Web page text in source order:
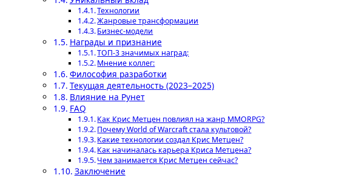
Технологии
Жанровые трансформации
Бизнес-модели
Награды и признание
ТОП-3 значимых наград:
Мнение коллег:
Философия разработки
Текущая деятельность (2023–2025)
Влияние на Рунет
FAQ
Как Крис Метцен повлиял на жанр MMORPG?
Почему World of Warcraft стала культовой?
Какие технологии создал Крис Метцен?
Как начиналась карьера Криса Метцена?
Чем занимается Крис Метцен сейчас?
Заключение